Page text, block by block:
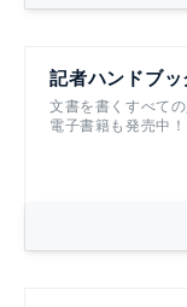
記者ハンドブッ
文書を書くすべて
電子書籍も発売中！